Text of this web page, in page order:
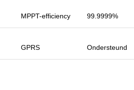
MPPT-efficiency 99.9999%
GPRS Ondersteund